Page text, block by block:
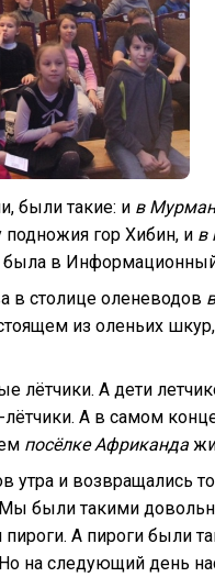
были такие: и в
подножия гор Хибин, и в
была в
в столице оленеводов
из оленьих
лётчики. А дети
А в самом
посёлке Африканда
и возвращались
были такими
А пироги были
на следующий день